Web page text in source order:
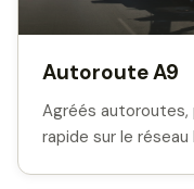
Autoroute A9
Agréés autoroutes,
rapide sur le réseau